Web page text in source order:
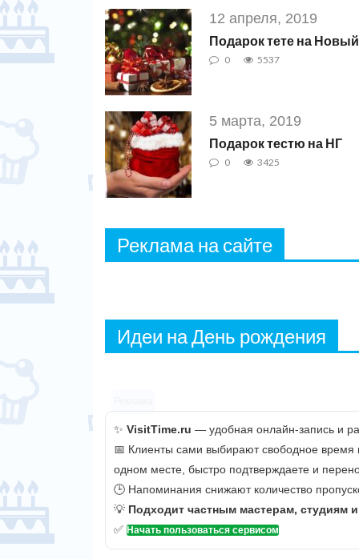
12 апреля, 2019
Подарок тете на
0 5537
5 марта, 2019
Подарок тестю на НГ
0 3425
Реклама на сайте
Идеи на День рождения
✨ VisitTime.ru — удобная онлайн-запись и
📅 Клиенты сами выбирают свободное время
одном месте, быстро подтверждаете и
🕒 Напоминания снижают количество
💡 Подходит частным мастерам, студиям
✅ Начать пользоваться сервисом